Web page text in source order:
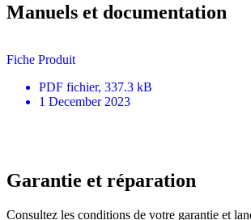
Manuels et documentation
Fiche Produit
PDF fichier, 337.3 kB
1 December 2023
Garantie et réparation
Consultez les conditions de votre garantie et